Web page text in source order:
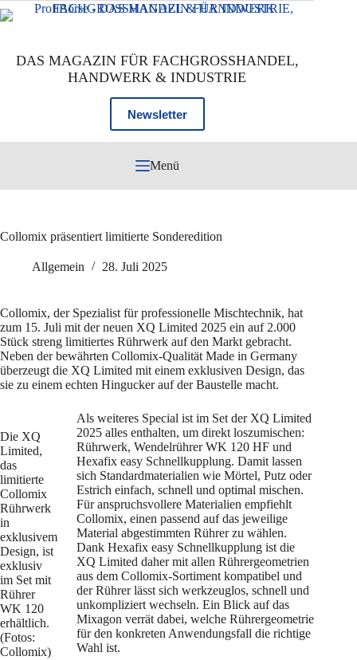
Zum
Inhalt
DAS MAGAZIN FÜR FACHGROSSHANDEL,
HANDWERK & INDUSTRIE
Newsletter
Menü
Collomix präsentiert limitierte Sonderedition
Allgemein 28. Juli 2025
Collomix, der Spezialist für professionelle Mischtechnik, hat
zum 15. Juli mit der neuen XQ Limited 2025 ein auf 2.000
Stück streng limitiertes Rührwerk auf den Markt gebracht.
Neben der bewährten Collomix-Qualität Made in Germany
überzeugt die XQ Limited mit einem exklusiven Design, das
sie zu einem echten Hingucker auf der Baustelle macht.
Die XQ
Limited,
das
limitierte
Collomix
Rührwerk
in
exklusivem
Design, ist
exklusiv
im Set mit
Rührer
WK 120
erhältlich.
(Fotos:
Collomix)
Als weiteres Special ist im Set der XQ Limited
2025 alles enthalten, um direkt loszumischen:
Rührwerk, Wendelrührer WK 120 HF und
Hexafix easy Schnellkupplung. Damit lassen
sich Standardmaterialien wie Mörtel, Putz oder
Estrich einfach, schnell und optimal mischen.
Für anspruchsvollere Materialien empfiehlt
Collomix, einen passend auf das jeweilige
Material abgestimmten Rührer zu wählen.
Dank Hexafix easy Schnellkupplung ist die
XQ Limited daher mit allen Rührergeometrien
aus dem Collomix-Sortiment kompatibel und
der Rührer lässt sich werkzeuglos, schnell und
unkompliziert wechseln. Ein Blick auf das
Mixagon verrät dabei, welche Rührergeometrie
für den konkreten Anwendungsfall die richtige
Wahl ist.